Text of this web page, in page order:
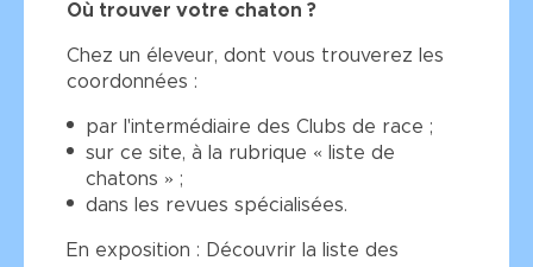
Où trouver votre chaton ?
Chez un éleveur, dont vous trouverez les
coordonnées :
par l'intermédiaire des Clubs de race ;
sur ce site, à la rubrique « liste de
chatons » ;
dans les revues spécialisées.
En exposition : Découvrir la liste des